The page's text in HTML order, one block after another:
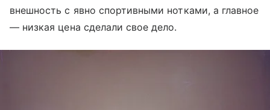
внешность с явно спортивными нотками, а главное
— низкая цена сделали свое дело.